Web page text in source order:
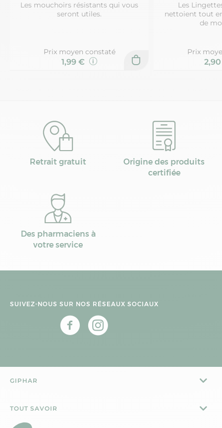
Les mouchoirs résistants qui vous
seront utiles.
Prix moyen constaté
1,99 €
Les
nettoient tout
de
Prix
Retrait gratuit
Origine des produits
certifiée
Des pharmaciens à
votre service
SUIVEZ-NOUS SUR NOS RÉSEAUX SOCIAUX
GIPHAR
TOUT SAVOIR